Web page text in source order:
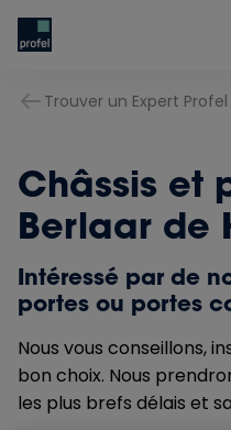
Trouver un Expert
Châssis et
Berlaar de
Intéressé par de
portes ou portes
Nous vous conseillons,
bon choix. Nous
les plus brefs délais et